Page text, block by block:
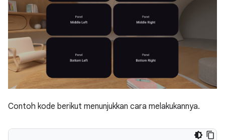
Contoh kode berikut menunjukkan cara melakukannya.